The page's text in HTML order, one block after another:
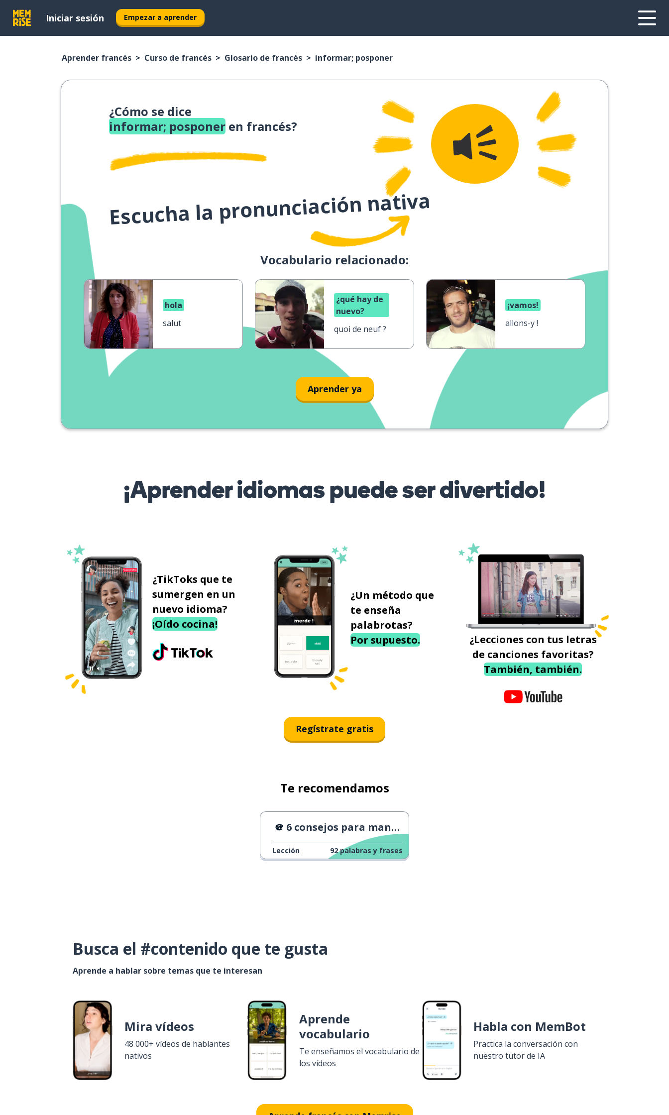
Iniciar sesión Empezar a aprender
Aprender francés Curso de francés Glosario de francés informar; posponer
¿Cómo se dice
informar; posponer en francés?
Escucha la pronunciación nativa
Vocabulario relacionado:
hola
salut
¿qué hay de
nuevo?
quoi de neuf ?
¡vamos!
allons-y !
Aprender ya
¡Aprender idiomas puede ser divertido!
¿TikToks que te
sumergen en un
nuevo idioma?
¡Oído cocina!
¿Un método que
te enseña
palabrotas?
Por supuesto.
¿Lecciones con tus letras
de canciones favoritas?
También, también.
Regístrate gratis
Te recomendamos
6 consejos para mantener tus resoluciones
Lección 92 palabras y frases
Busca el #contenido que te gusta
Aprende a hablar sobre temas que te interesan
Mira vídeos
48 000+ vídeos de hablantes
nativos
Aprende
vocabulario
Te enseñamos el vocabulario de
los vídeos
Habla con MemBot
Practica la conversación con
nuestro tutor de IA